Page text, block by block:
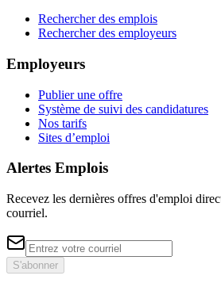
Rechercher des emplois
Rechercher des employeurs
Employeurs
Publier une offre
Système de suivi des candidatures
Nos tarifs
Sites d’emploi
Alertes Emplois
Recevez les dernières offres d'emploi
courriel.
S'abonner